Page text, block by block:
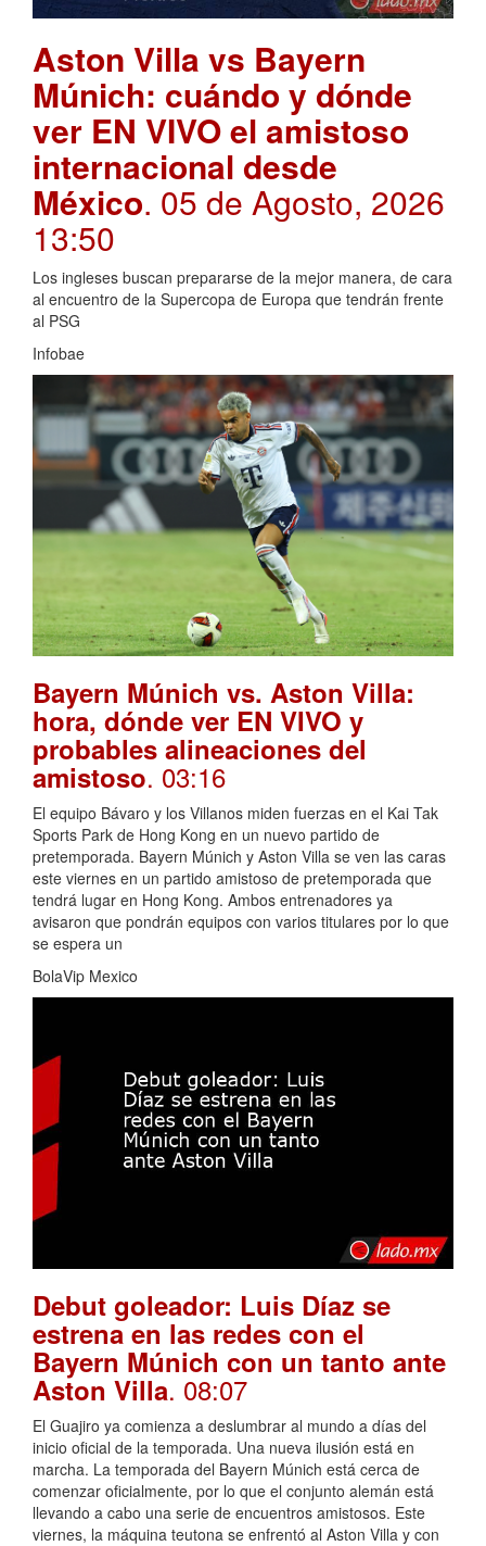
Aston Villa vs Bayern
Múnich: cuándo y dónde
ver EN VIVO el amistoso
internacional desde
México. 05 de Agosto, 2026
13:50
Los ingleses buscan prepararse de la mejor manera, de cara
al encuentro de la Supercopa de Europa que tendrán frente
al PSG
Infobae
Bayern Múnich vs. Aston Villa:
hora, dónde ver EN VIVO y
probables alineaciones del
amistoso. 03:16
El equipo Bávaro y los Villanos miden fuerzas en el Kai Tak
Sports Park de Hong Kong en un nuevo partido de
pretemporada. Bayern Múnich y Aston Villa se ven las caras
este viernes en un partido amistoso de pretemporada que
tendrá lugar en Hong Kong. Ambos entrenadores ya
avisaron que pondrán equipos con varios titulares por lo que
se espera un
BolaVip Mexico
Debut goleador: Luis Díaz se
estrena en las redes con el
Bayern Múnich con un tanto ante
Aston Villa. 08:07
El Guajiro ya comienza a deslumbrar al mundo a días del
inicio oficial de la temporada. Una nueva ilusión está en
marcha. La temporada del Bayern Múnich está cerca de
comenzar oficialmente, por lo que el conjunto alemán está
llevando a cabo una serie de encuentros amistosos. Este
viernes, la máquina teutona se enfrentó al Aston Villa y con